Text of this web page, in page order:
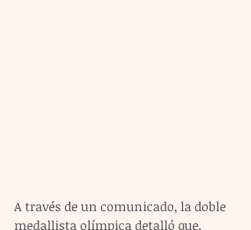
A través de un comunicado, la doble
medallista olímpica detalló que,